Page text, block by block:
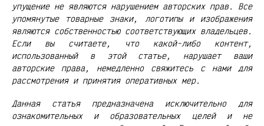
упущение не являются нарушением авторских прав. Все
упомянутые товарные знаки, логотипы и изображения
являются собственностью соответствующих владельцев.
Если вы считаете, что какой-либо контент,
использованный в этой статье, нарушает ваши
авторские права, немедленно свяжитесь с нами для
рассмотрения и принятия оперативных мер.
Данная статья предназначена исключительно для
ознакомительных и образовательных целей и не